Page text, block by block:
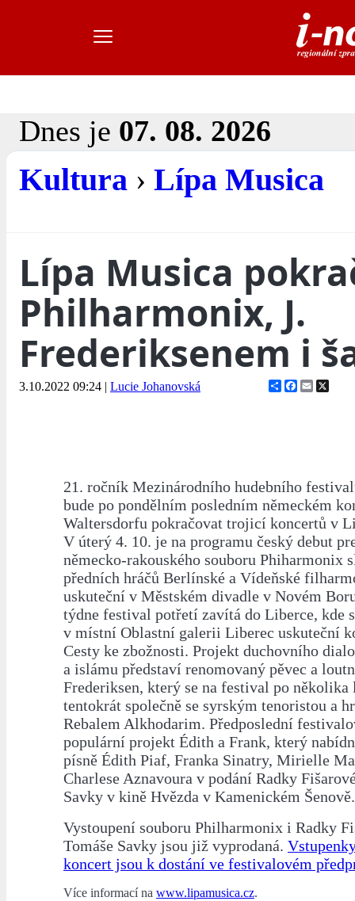
Dnes je 07. 08. 2026
Kultura › Lípa Musica
Lípa Musica
Philharmonix, J.
Frederiksenem i
3.10.2022 09:24 | Lucie Johanovská ShareFacebook
Email
21. ročník Mezinárodního hudebního
bude po pondělním posledním německém
Waltersdorfu pokračovat trojicí koncertů v
V úterý 4. 10. je na programu český debut
německo-rakouského souboru Phiharmonix
předních hráčů Berlínské a Vídeňské
uskuteční v Městském divadle v Novém
týdne festival potřetí zavítá do Liberce, kde
v místní Oblastní galerii Liberec uskuteční
Cesty ke zbožnosti. Projekt duchovního
a islámu představí renomovaný pěvec a
Frederiksen, který se na festival po několika
tentokrát společně se syrským tenoristou a
Rebalem Alkhodarim. Předposlední
populární projekt Édith a Frank, který
písně Édith Piaf, Franka Sinatry, Mirielle
Charlese Aznavoura v podání Radky
Savky v kině Hvězda v Kamenickém Šenově.
Vystoupení souboru Philharmonix i Radky
Tomáše Savky jsou již vyprodaná.
koncert jsou k dostání ve festivalovém
Více informací na www.lipamusica.cz.